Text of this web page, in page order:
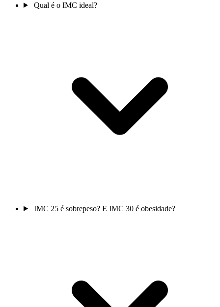
Qual é o IMC ideal?
IMC 25 é sobrepeso? E IMC 30 é obesidade?